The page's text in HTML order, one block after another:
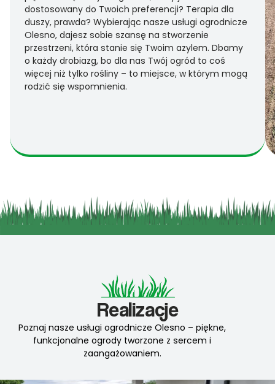
dostosowany do Twoich preferencji? Terapia dla
duszy, prawda? Wybierając nasze usługi ogrodnicze
Olesno, dajesz sobie szansę na stworzenie
przestrzeni, która stanie się Twoim azylem. Dbamy
o każdy drobiazg, bo dla nas Twój ogród to coś
więcej niż tylko rośliny – to miejsce, w którym mogą
rodzić się wspomnienia.
Realizacje
Poznaj nasze usługi ogrodnicze Olesno – piękne,
funkcjonalne ogrody tworzone z sercem i
zaangażowaniem.